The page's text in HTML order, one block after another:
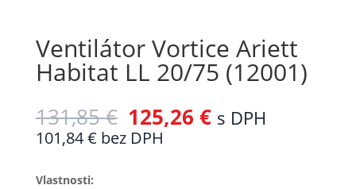
Ventilátor Vortice Ariett
Habitat LL 20/75 (12001)
131,85€ 125,26 € s DPH
101,84€ bez DPH
Vlastnosti: